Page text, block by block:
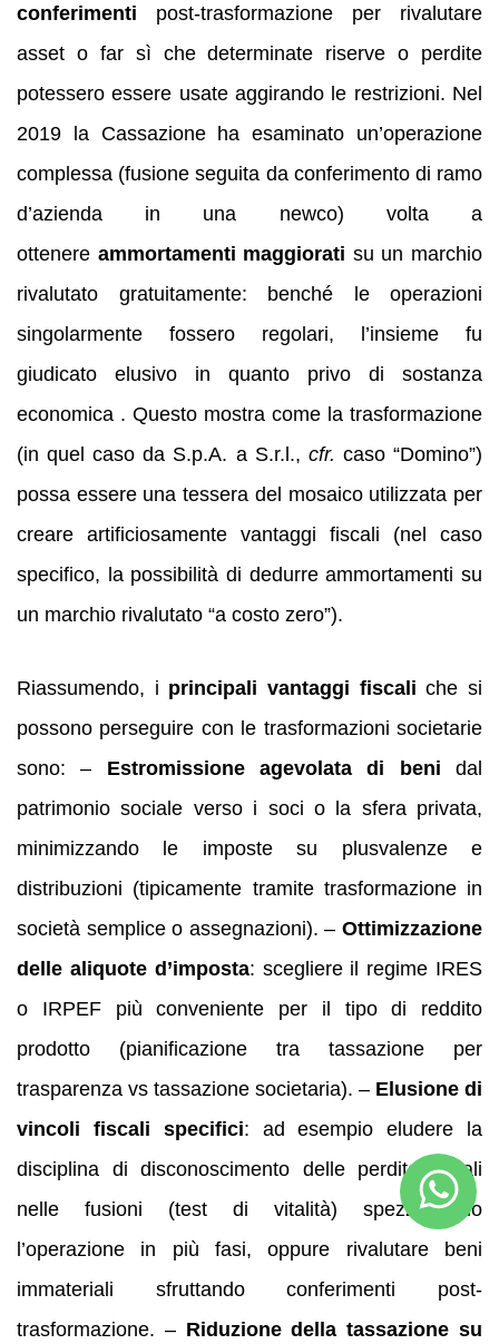
conferimenti post-trasformazione per rivalutare
asset o far sì che determinate riserve o perdite
potessero essere usate aggirando le restrizioni. Nel
2019 la Cassazione ha esaminato un’operazione
complessa (fusione seguita da conferimento di ramo
d’azienda in una newco) volta a
ottenere ammortamenti maggiorati su un marchio
rivalutato gratuitamente: benché le operazioni
singolarmente fossero regolari, l’insieme fu
giudicato elusivo in quanto privo di sostanza
economica . Questo mostra come la trasformazione
(in quel caso da S.p.A. a S.r.l., cfr. caso “Domino”)
possa essere una tessera del mosaico utilizzata per
creare artificiosamente vantaggi fiscali (nel caso
specifico, la possibilità di dedurre ammortamenti su
un marchio rivalutato “a costo zero”).
Riassumendo, i principali vantaggi fiscali che si
possono perseguire con le trasformazioni societarie
sono: – Estromissione agevolata di beni dal
patrimonio sociale verso i soci o la sfera privata,
minimizzando le imposte su plusvalenze e
distribuzioni (tipicamente tramite trasformazione in
società semplice o assegnazioni). – Ottimizzazione
delle aliquote d’imposta: scegliere il regime IRES
o IRPEF più conveniente per il tipo di reddito
prodotto (pianificazione tra tassazione per
trasparenza vs tassazione societaria). – Elusione di
vincoli fiscali specifici: ad esempio eludere la
disciplina di disconoscimento delle perdite fiscali
nelle fusioni (test di vitalità) spezzettando
l’operazione in più fasi, oppure rivalutare beni
immateriali sfruttando conferimenti post-
trasformazione. – Riduzione della tassazione su